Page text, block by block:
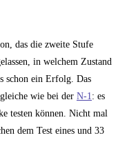
das die zweite Stufe
in welchem Zustand
schon ein Erfolg. Das
wie bei der N-1: es
testen können. Nicht mal
dem Test eines und 33